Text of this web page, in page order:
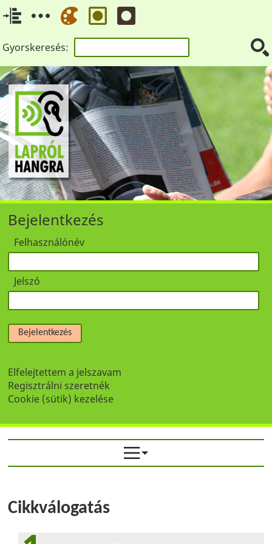
Gyorskeresés:
Bejelentkezés
Felhasználónév
Jelszó
Bejelentkezés
Elfelejtettem a jelszavam
Regisztrálni szeretnék
Cookie (sütik) kezelése
Cikkválogatás